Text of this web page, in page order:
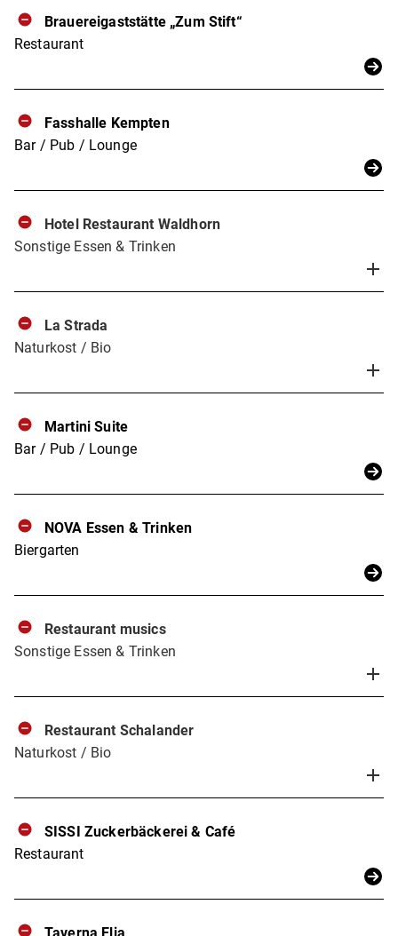
Brauereigaststätte „Zum Stift“
Restaurant
Fasshalle Kempten
Bar / Pub / Lounge
Hotel Restaurant Waldhorn
Sonstige Essen & Trinken
La Strada
Naturkost / Bio
Martini Suite
Bar / Pub / Lounge
NOVA Essen & Trinken
Biergarten
Restaurant musics
Sonstige Essen & Trinken
Restaurant Schalander
Naturkost / Bio
SISSI Zuckerbäckerei & Café
Restaurant